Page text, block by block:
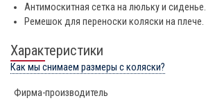
Антимоскитная сетка на люльку и сиденье.
Ремешок для переноски коляски на плече.
Характеристики
Как мы снимаем размеры с коляски?
Фирма-производитель